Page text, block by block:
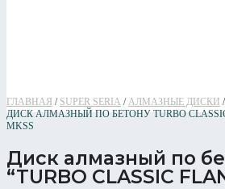
ГЛАВНАЯ / SUPER SERIA / АЛМАЗНЫЕ ДИСКИ /
ДИСК АЛМАЗНЫЙ ПО БЕТОНУ TURBO CLASSIC
MKSS
Диск алмазный по
“TURBO CLASSIC